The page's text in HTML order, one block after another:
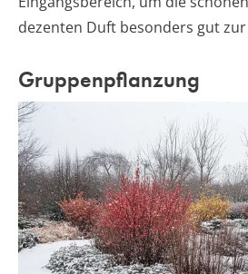
dezenten Duft besonders gut
Gruppenpflanzung